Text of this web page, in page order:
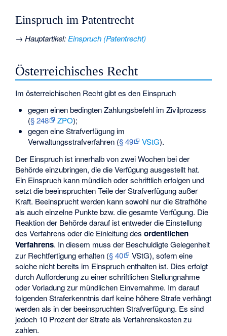
Einspruch im Patentrecht
→Hauptartikel: Einspruch (Patentrecht)
Österreichisches Recht
Im österreichischen Recht gibt es den Einspruch
gegen einen bedingten Zahlungsbefehl im Zivilprozess
(§ 248 ZPO);
gegen eine Strafverfügung im
Verwaltungsstrafverfahren (§ 49 VStG).
Der Einspruch ist innerhalb von zwei Wochen bei der
Behörde einzubringen, die die Verfügung ausgestellt hat.
Ein Einspruch kann mündlich oder schriftlich erfolgen und
setzt die beeinspruchten Teile der Strafverfügung außer
Kraft. Beeinsprucht werden kann sowohl nur die Strafhöhe
als auch einzelne Punkte bzw. die gesamte Verfügung. Die
Reaktion der Behörde darauf ist entweder die Einstellung
des Verfahrens oder die Einleitung desordentlichen
Verfahrens. In diesem muss der Beschuldigte Gelegenheit
zur Rechtfertigung erhalten (§ 40
VStG), sofern eine
solche nicht bereits im Einspruch enthalten ist. Dies erfolgt
durch Aufforderung zu einer schriftlichen Stellungnahme
oder Vorladung zur mündlichen Einvernahme. Im darauf
folgenden Straferkenntnis darf keine höhere Strafe verhängt
werden als in der beeinspruchten Strafverfügung. Es sind
jedoch 10 Prozent der Strafe als Verfahrenskosten zu
zahlen.